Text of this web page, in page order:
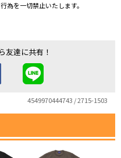
為を一切禁止いたします。
友達に共有！
4549970444743 / 2715-1503